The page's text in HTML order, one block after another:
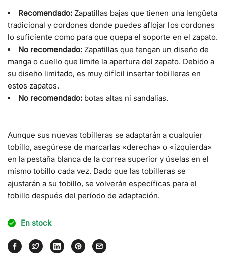
Recomendado: Zapatillas bajas que tienen una lengüeta
tradicional y cordones donde puedes aflojar los cordones
lo suficiente como para que quepa el soporte en el zapato.
No recomendado: Zapatillas que tengan un diseño de
manga o cuello que limite la apertura del zapato. Debido a
su diseño limitado, es muy difícil insertar tobilleras en
estos zapatos.
No recomendado: botas altas ni sandalias.
Aunque sus nuevas tobilleras se adaptarán a cualquier
tobillo, asegúrese de marcarlas «derecha» o «izquierda»
en la pestaña blanca de la correa superior y úselas en el
mismo tobillo cada vez. Dado que las tobilleras se
ajustarán a su tobillo, se volverán específicas para el
tobillo después del período de adaptación.
En stock